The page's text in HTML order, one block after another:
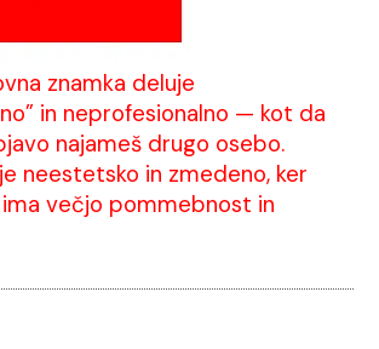
znamka deluje
in neprofesionalno — kot da
najameš drugo osebo.
neestetsko in zmedeno, ker
ima večjo pommebnost in